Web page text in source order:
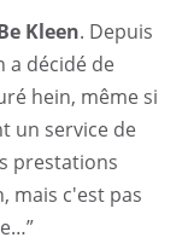
Kleen. Depuis
a décidé de
hein, même si
un service de
prestations
mais c'est pas